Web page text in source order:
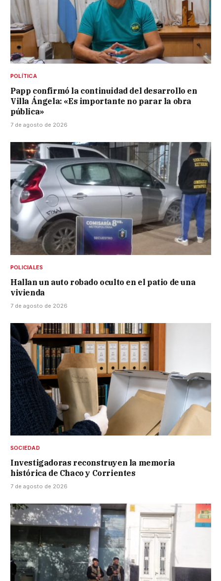
POLÍTICA
Papp confirmó la continuidad del desarrollo en
Villa Ángela: «Es importante no parar la obra
pública»
7 de agosto de 2026
POLICIALES
Hallan un auto robado oculto en el patio de una
vivienda
7 de agosto de 2026
SOCIEDAD
Investigadoras reconstruyen la memoria
histórica de Chaco y Corrientes
7 de agosto de 2026